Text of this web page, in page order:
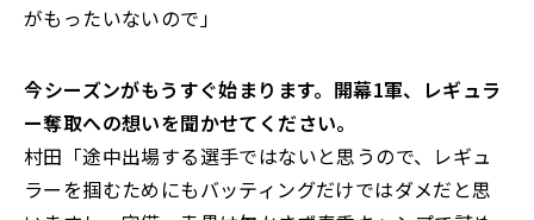
がもったいないので」
――今シーズンがもうすぐ始まります。開幕1軍、 レギュラ
ー奪取への想いを聞かせてください。
村田「途中出場する選手ではないと思うので、 レギュ
ラーを掴むためにもバッティングだけではダメだと思